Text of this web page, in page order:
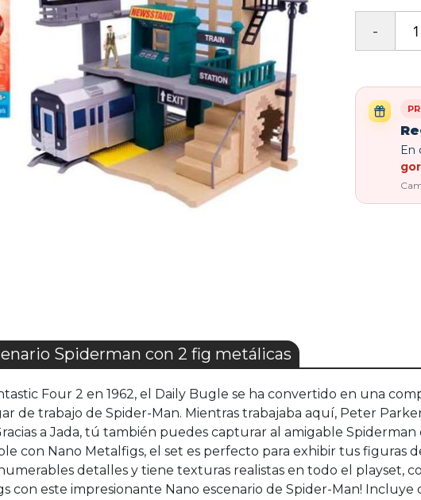
En
Spiderman con 2 fig metálicas
Four 2 en 1962, el Daily Bugle se ha convertido en una
de trabajo de Spider-Man. Mientras trabajaba aquí, Peter
a Jada, tú también puedes capturar al amigable
con Nano Metalfigs, el set es perfecto para exhibir tus figuras
detalles y tiene texturas realistas en todo el playset,
con este impresionante Nano escenario de Spider-Man!